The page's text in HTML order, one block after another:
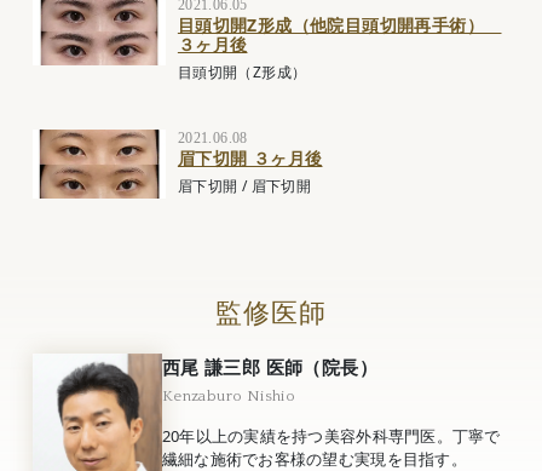
2021.06.05
目頭切開Z形成（他院目頭切開再手術）
３ヶ月後
目頭切開（Z形成）
2021.06.08
眉下切開 ３ヶ月後
眉下切開 / 眉下切開
監修医師
西尾 謙三郎 医師（院長）
Kenzaburo Nishio
20年以上の実績を持つ美容外科専門医。丁寧で
繊細な施術でお客様の望む実現を目指す。